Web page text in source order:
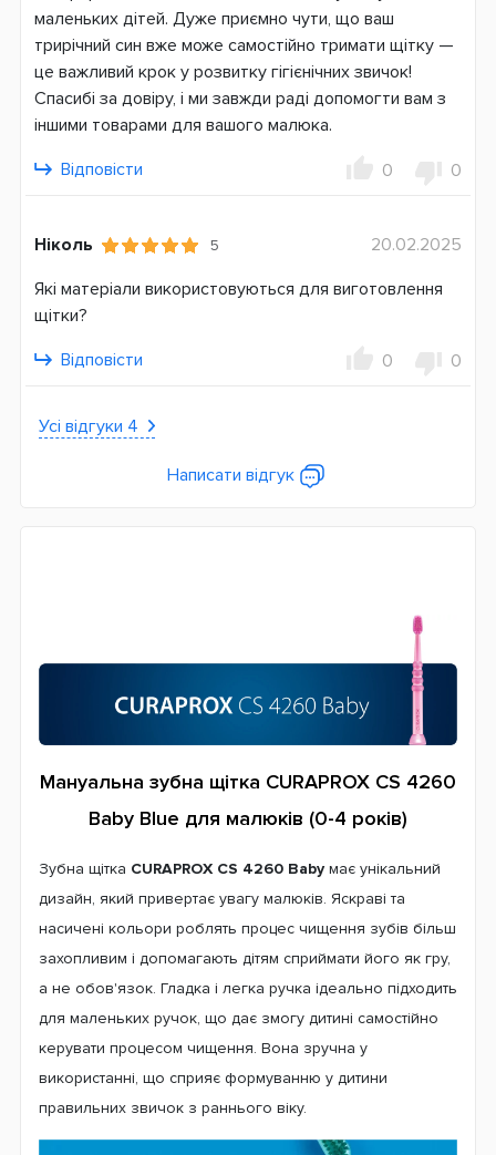
маленьких дітей. Дуже приємно чути, що ваш
трирічний син вже може самостійно тримати щітку —
це важливий крок у розвитку гігієнічних звичок!
Спасибі за довіру, і ми завжди раді допомогти вам з
іншими товарами для вашого малюка.
Відповісти
0 0
Ніколь 5
20.02.2025
Які матеріали використовуються для виготовлення
щітки?
Відповісти
0 0
Усі відгуки 4
Написати відгук
Мануальна зубна щітка CURAPROX CS 4260
Baby Blue для малюків (0-4 років)
Зубна щітка CURAPROX CS 4260 Baby має унікальний
дизайн, який привертає увагу малюків. Яскраві та
насичені кольори роблять процес чищення зубів більш
захопливим і допомагають дітям сприймати його як гру,
а не обов'язок. Гладка і легка ручка ідеально підходить
для маленьких ручок, що дає змогу дитині самостійно
керувати процесом чищення. Вона зручна у
використанні, що сприяє формуванню у дитини
правильних звичок з раннього віку.